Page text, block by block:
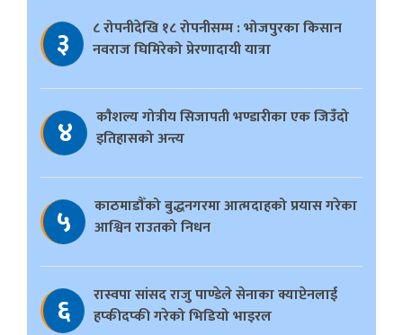
३
८ रोपनीदेखि १८ रोपनीसम्म : भोजपुरका किसान
नवराज घिमिरेको प्रेरणादायी यात्रा
४
काैशल्य गोत्रीय सिजापती भण्डारीका एक जिउँदो
इतिहासको अन्त्य
५
काठमाडौँको बुद्धनगरमा आत्मदाहको प्रयास गरेका
आश्विन राउतको निधन
६
रास्वपा सांसद राजु पाण्डेले सेनाका क्याप्टेनलाई
हप्कीदप्की गरेको भिडियो भाइरल